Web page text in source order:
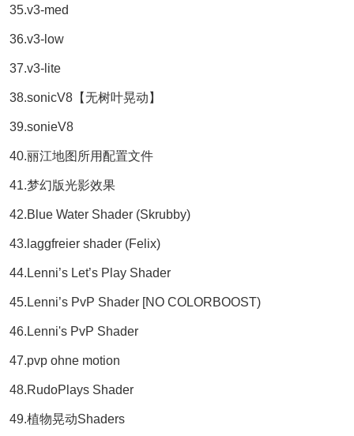
35.v3-med
36.v3-low
37.v3-lite
38.sonicV8【无树叶晃动】
39.sonieV8
40.丽江地图所用配置文件
41.梦幻版光影效果
42.Blue Water Shader (Skrubby)
43.laggfreier shader (Felix)
44.Lenni’s Let’s Play Shader
45.Lenni’s PvP Shader [NO COLORBOOST)
46.Lenni's PvP Shader
47.pvp ohne motion
48.RudoPlays Shader
49.植物晃动Shaders